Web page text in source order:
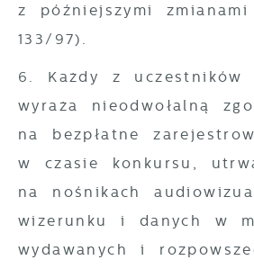
z późniejszymi
133/97).
6. Każdy z uczestników
wyraża nieodwołalną
na bezpłatne
w czasie konkursu,
na nośnikach
wizerunku i danych w
wydawanych i